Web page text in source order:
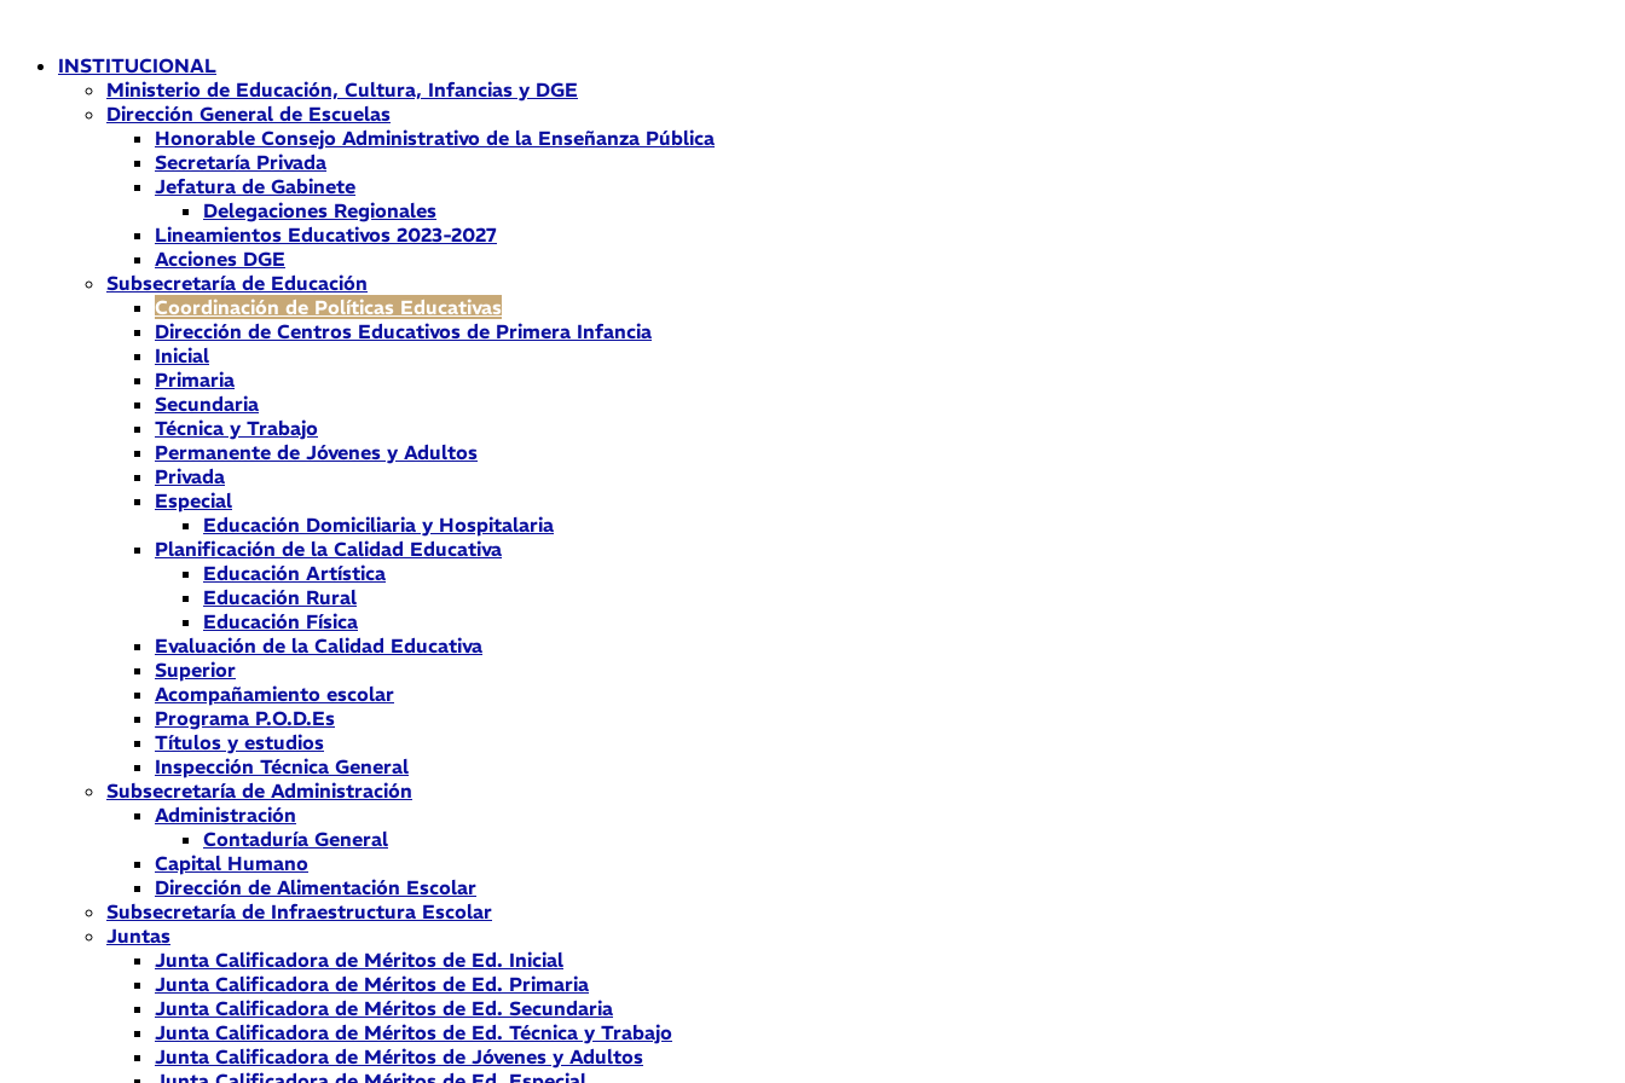
contenidoINSTITUCIONAL
Ministerio de Educación, Cultura, Infancias y DGE
Dirección General de Escuelas
Honorable Consejo Administrativo de la Enseñanza Pública
Secretaría Privada
Jefatura de Gabinete
Delegaciones Regionales
Lineamientos Educativos 2023-2027
Acciones DGE
Subsecretaría de Educación
Coordinación de Políticas Educativas
Dirección de Centros Educativos de Primera Infancia
Inicial
Primaria
Secundaria
Técnica y Trabajo
Permanente de Jóvenes y Adultos
Privada
Especial
Educación Domiciliaria y Hospitalaria
Planificación de la Calidad Educativa
Educación Artística
Educación Rural
Educación Física
Evaluación de la Calidad Educativa
Superior
Acompañamiento escolar
Programa P.O.D.Es
Títulos y estudios
Inspección Técnica General
Subsecretaría de Administración
Administración
Contaduría General
Capital Humano
Dirección de Alimentación Escolar
Subsecretaría de Infraestructura Escolar
Juntas
Junta Calificadora de Méritos de Ed. Inicial
Junta Calificadora de Méritos de Ed. Primaria
Junta Calificadora de Méritos de Ed. Secundaria
Junta Calificadora de Méritos de Ed. Técnica y Trabajo
Junta Calificadora de Méritos de Jóvenes y Adultos